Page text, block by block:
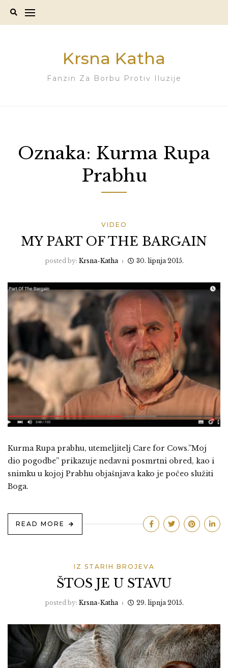
Krsna Katha
Fanzin Za Borbu Protiv Iluzije
Oznaka: Kurma Rupa
Prabhu
VIDEO
MY PART OF THE BARGAIN
posted by: Krsna-Katha 30. lipnja 2015.
Kurma Rupa prabhu, utemeljitelj Care for Cows.”Moj
dio pogodbe” prikazuje nedavni posmrtni obred, kao i
snimku u kojoj Prabhu objašnjava kako je počeo služiti
Boga.
READ MORE
IZ STARIH BROJEVA
ŠTOS JE U STAVU
posted by: Krsna-Katha 29. lipnja 2015.